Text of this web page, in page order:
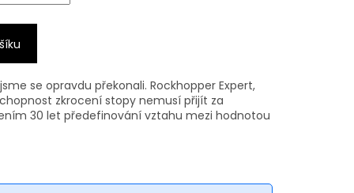
se opravdu překonali. Rockhopper Expert,
zkrocení stopy nemusí přijít za
30 let předefinování vztahu mezi hodnotou